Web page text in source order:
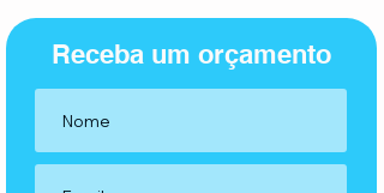
Receba um orçamento